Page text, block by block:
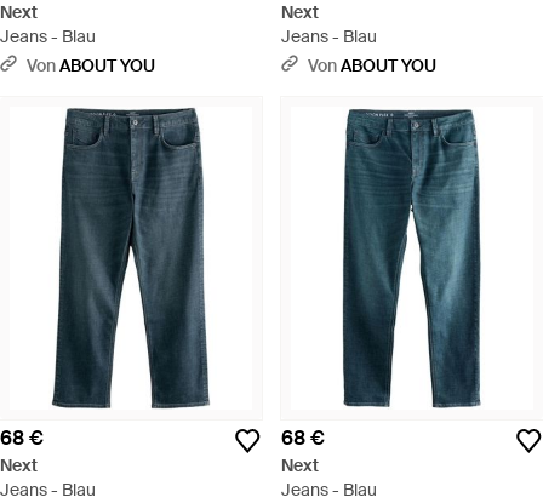
Next
Jeans - Blau
VonABOUT YOU
Next
Jeans - Blau
VonABOUT YOU
68 €
Next
Jeans - Blau
68 €
Next
Jeans - Blau